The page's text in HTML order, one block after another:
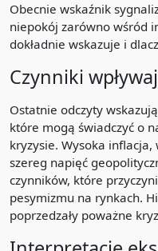
Obecnie wskaźnik
niepokój zarówno wśród
dokładnie wskazuje i
Czynniki
Ostatnie odczyty
które mogą świadczyć o
kryzysie. Wysoka
szereg napięć
czynników, które
pesymizmu na rynkach.
poprzedzały poważne